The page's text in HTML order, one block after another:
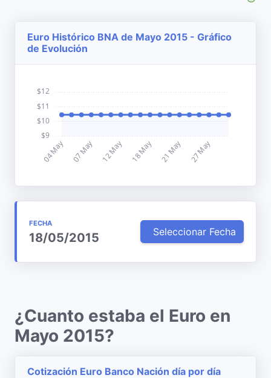
Euro Histórico BNA de Mayo 2015 - Gráfico
de Evolución
FECHA
18/05/2015 Seleccionar Fecha
¿Cuanto estaba el Euro en
Mayo 2015?
Cotización Euro Banco Nación día por día